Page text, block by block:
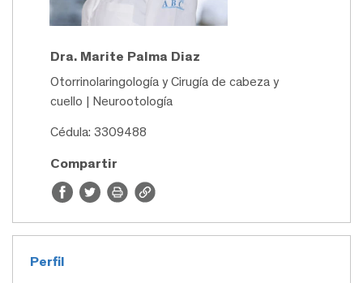
Dra. Marite Palma Diaz
Otorrinolaringología y Cirugía de cabeza y
cuello | Neurootología
Cédula: 3309488
Compartir
Perfil